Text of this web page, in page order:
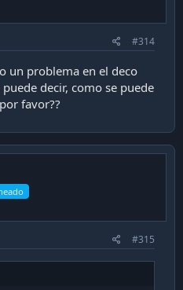
#314
un problema en el deco
decir, como se puede
favor??
#315